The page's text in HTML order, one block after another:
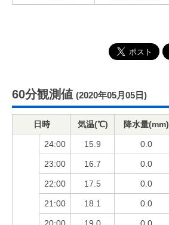
60分観測値 (2020年05月05日)
日時 気温(℃) 降水量(mm)
24:00 15.9 0.0
23:00 16.7 0.0
22:00 17.5 0.0
21:00 18.1 0.0